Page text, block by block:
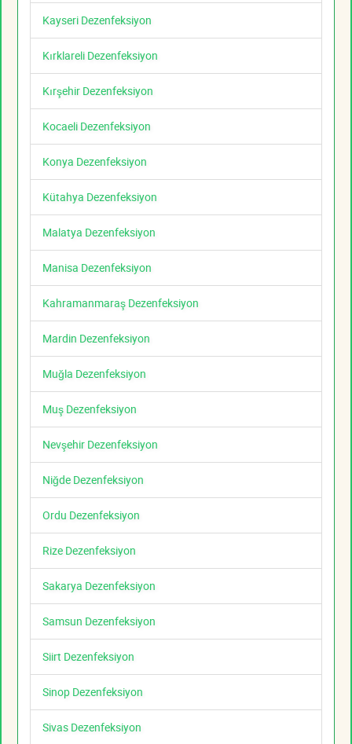
Kayseri Dezenfeksiyon
Kırklareli Dezenfeksiyon
Kırşehir Dezenfeksiyon
Kocaeli Dezenfeksiyon
Konya Dezenfeksiyon
Kütahya Dezenfeksiyon
Malatya Dezenfeksiyon
Manisa Dezenfeksiyon
Kahramanmaraş Dezenfeksiyon
Mardin Dezenfeksiyon
Muğla Dezenfeksiyon
Muş Dezenfeksiyon
Nevşehir Dezenfeksiyon
Niğde Dezenfeksiyon
Ordu Dezenfeksiyon
Rize Dezenfeksiyon
Sakarya Dezenfeksiyon
Samsun Dezenfeksiyon
Siirt Dezenfeksiyon
Sinop Dezenfeksiyon
Sivas Dezenfeksiyon